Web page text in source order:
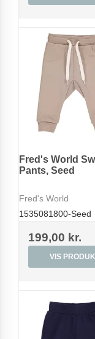
Fred's World
Pants, Seed
Fred's World
1535081800-Seed
199,00 kr.
VIS